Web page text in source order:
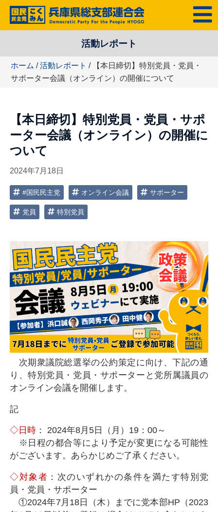
テ
ツ
MENU
活動レポート
ホーム /活動レポート / 【本日締切】特別党員・党員・
サポーター会議（オンライン）の開催について
【本日締切】特別党員・党員・サポ
ーター会議（オンライン）の開催に
ついて
2024年7月18日
#国民民主党 オンライン会議 サポーター
党員 特別党員
次期衆議院総選挙の公約策定に向け、下記の通
り、特別党員・党員・サポーターと党所属議員の
オンライン会議を開催します。
記
◇日時 ： 2024年8月5日（月）19：00～
※日程の都合等により予定が変更になる可能性
がございます。あらかじめご了承ください。
◇対象者 ：次のいずれかの条件を満たす特別党
員・党員・サポーター
①2024年7月18日（木）までに党本部HP（2023